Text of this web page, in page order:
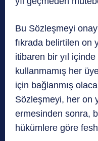
Bu Sözleşmeyi
fıkrada belirtilen on
itibaren bir yıl içinde
kullanmamış her
için bağlanmış
Sözleşmeyi, her on
ermesinden sonra,
hükümlere göre